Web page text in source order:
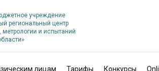
учреждение
региональный центр
метрологии и испытаний
лицам Тарифы Конкурсы